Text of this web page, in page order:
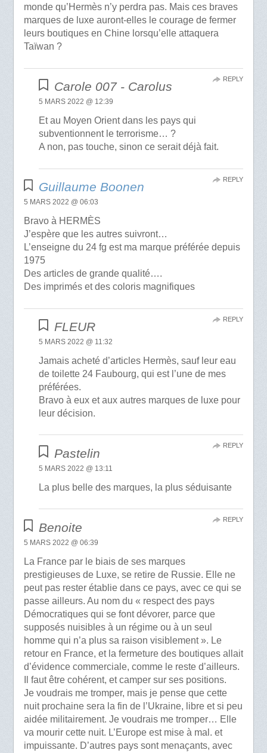
monde qu’Hermès n’y perdra pas. Mais ces braves
marques de luxe auront-elles le courage de fermer
leurs boutiques en Chine lorsqu’elle attaquera
Taïwan ?
Carole 007 - Carolus
5 MARS 2022 @ 12:39
Et au Moyen Orient dans les pays qui
subventionnent le terrorisme… ?
A non, pas touche, sinon ce serait déjà fait.
REPLY
Guillaume Boonen
5 MARS 2022 @ 06:03
Bravo à HERMÈS
J’espère que les autres suivront…
L’enseigne du 24 fg est ma marque préférée depuis
1975
Des articles de grande qualité….
Des imprimés et des coloris magnifiques
REPLY
FLEUR
5 MARS 2022 @ 11:32
Jamais acheté d’articles Hermès, sauf leur eau
de toilette 24 Faubourg, qui est l’une de mes
préférées.
Bravo à eux et aux autres marques de luxe pour
leur décision.
REPLY
Pastelin
5 MARS 2022 @ 13:11
La plus belle des marques, la plus séduisante
REPLY
Benoite
5 MARS 2022 @ 06:39
La France par le biais de ses marques
prestigieuses de Luxe, se retire de Russie. Elle ne
peut pas rester établie dans ce pays, avec ce qui se
passe ailleurs. Au nom du « respect des pays
Démocratiques qui se font dévorer, parce que
supposés nuisibles à un régime ou à un seul
homme qui n’a plus sa raison visiblement ». Le
retour en France, et la fermeture des boutiques allait
d’évidence commerciale, comme le reste d’ailleurs.
Il faut être cohérent, et camper sur ses positions.
Je voudrais me tromper, mais je pense que cette
nuit prochaine sera la fin de l’Ukraine, libre et si peu
aidée militairement. Je voudrais me tromper… Elle
va mourir cette nuit. L’Europe est mise à mal. et
impuissante. D’autres pays sont menaçants, avec
REPLY